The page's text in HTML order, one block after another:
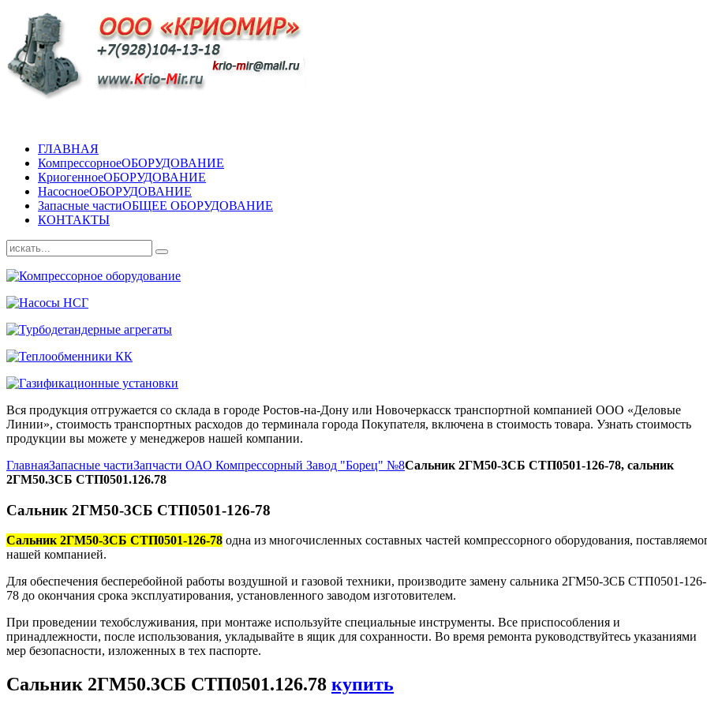
ГЛАВНАЯ
КомпрессорноеОБОРУДОВАНИЕ
КриогенноеОБОРУДОВАНИЕ
НасосноеОБОРУДОВАНИЕ
Запасные частиОБЩЕЕ ОБОРУДОВАНИЕ
КОНТАКТЫ
Вся продукция отгружается со склада в городе Ростов-на-Дону или Новочеркасск транспортной компанией ООО «Деловые
Линии», стоимость транспортных расходов до терминала города Покупателя, включена в стоимость товара. Узнать стоимость
продукции вы можете у менеджеров нашей компании.
ГлавнаяЗапасные частиЗапчасти ОАО Компрессорный Завод "Борец" №8Сальник 2ГМ50-3СБ СТП0501-126-78, сальник
2ГМ50.3СБ СТП0501.126.78
Сальник 2ГМ50-3СБ СТП0501-126-78
Сальник 2ГМ50-3СБ СТП0501-126-78 одна из многочисленных составных частей компрессорного оборудования,
нашей компанией.
Для обеспечения бесперебойной работы воздушной и газовой техники, производите замену сальника 2ГМ50-3СБ СТП0501-126-
78 до окончания срока эксплуатирования, установленного заводом изготовителем.
При проведении техобслуживания, при монтаже используйте специальные инструменты. Все приспособления и
принадлежности, после использования, укладывайте в ящик для сохранности. Во время ремонта руководствуйтесь указаниями
мер безопасности, изложенных в тех паспорте.
Сальник 2ГМ50.3СБ СТП0501.126.78 купить